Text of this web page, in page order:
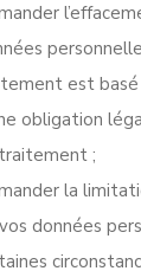
est
obligation
;
la
données